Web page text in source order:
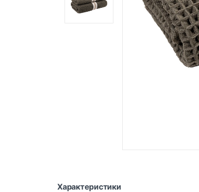
Характеристики